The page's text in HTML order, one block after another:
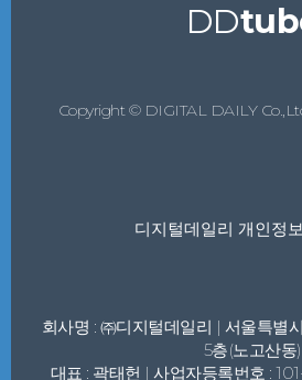
DD
Copyright © DIGITAL DAILY
디지털데일리 개인정
회사명 : ㈜디지털데일리 | 서울특별
5층(노고산동)
대표 : 곽태헌 | 사업자등록번호 :